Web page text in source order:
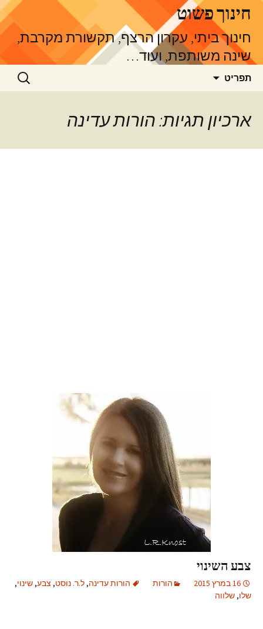
לדלג
לתוכןחינוך פשוט
חינוך ביתי, עקרון הרצף, תקשורת מקרבת,
שינה משותפת, ועוד…
תפריט חיפוש:
ארכיון תגיות: הורות עדינה
צבע השינוי
16 במרץ 2015 הורות הורות עדינה, ל.ר. נוסט, צבע, שינוי,
שלו, שלווה